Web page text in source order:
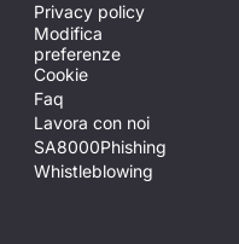
Privacy policy
Modifica
preferenze
Cookie
Faq
Lavora con noi
SA8000Phishing
Whistleblowing